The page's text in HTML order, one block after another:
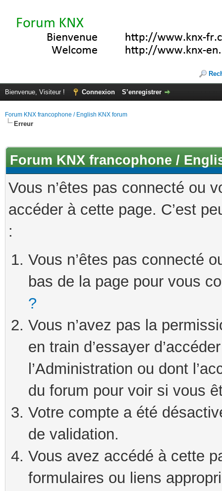
Bienvenue, Visiteur ! Connexion S’enregistrer
Forum KNX francophone / English KNX forum
Erreur
Forum KNX francophone /
Vous n’êtes pas connecté ou
accéder à cette page. C’est
:
Vous n’êtes pas connecté
bas de la page pour vous
?
Vous n’avez pas la
en train d’essayer
l’Administration ou dont
du forum pour voir si vous
Votre compte a été
de validation.
Vous avez accédé à cette
formulaires ou liens